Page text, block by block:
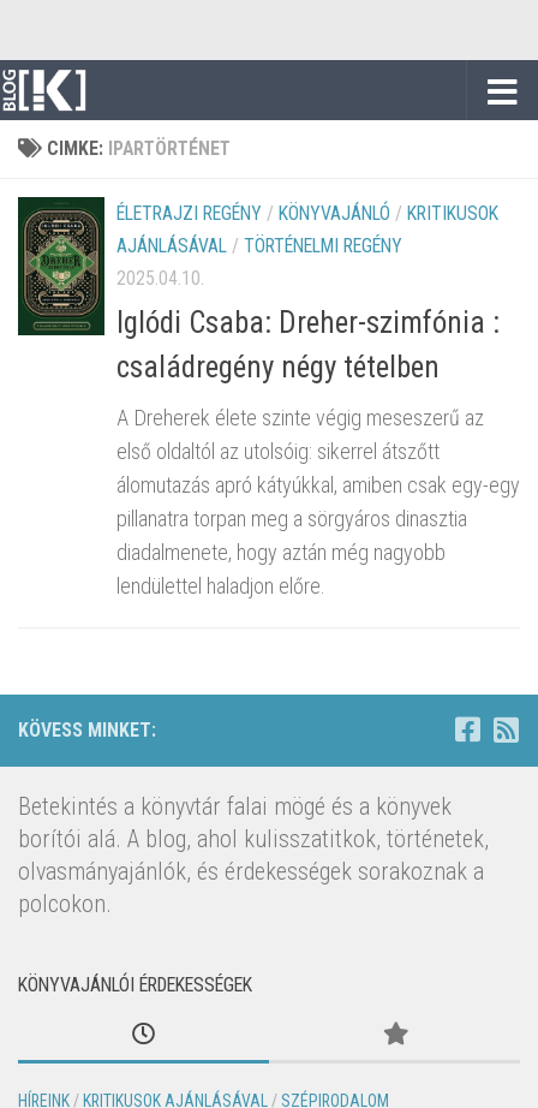
CIMKE: IPARTÖRTÉNET
ÉLETRAJZI REGÉNY / KÖNYVAJÁNLÓ / KRITIKUSOK
AJÁNLÁSÁVAL / TÖRTÉNELMI REGÉNY
2025.04.10.
Iglódi Csaba: Dreher-szimfónia :
családregény négy tételben
A Dreherek élete szinte végig meseszerű az
első oldaltól az utolsóig: sikerrel átszőtt
álomutazás apró kátyúkkal, amiben csak egy-egy
pillanatra torpan meg a sörgyáros dinasztia
diadalmenete, hogy aztán még nagyobb
lendülettel haladjon előre.
KÖVESS MINKET:
Betekintés a könyvtár falai mögé és a könyvek
borítói alá. A blog, ahol kulisszatitkok, történetek,
olvasmányajánlók, és érdekességek sorakoznak a
polcokon.
KÖNYVAJÁNLÓI ÉRDEKESSÉGEK
HÍREINK / KRITIKUSOK AJÁNLÁSÁVAL / SZÉPIRODALOM